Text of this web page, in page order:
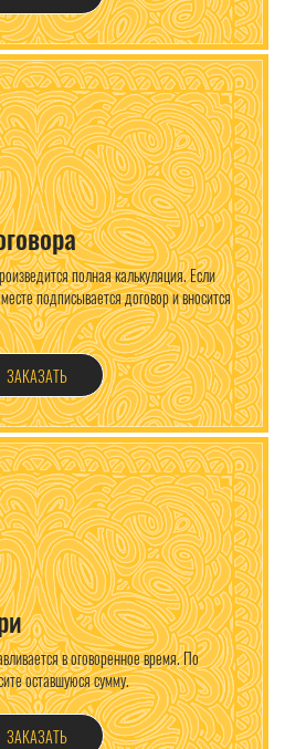
полная калькуляция. Если
подписывается договор и вносится
ЗАКАЗАТЬ
в оговоренное время. По
оставшуюся сумму.
ЗАКАЗАТЬ